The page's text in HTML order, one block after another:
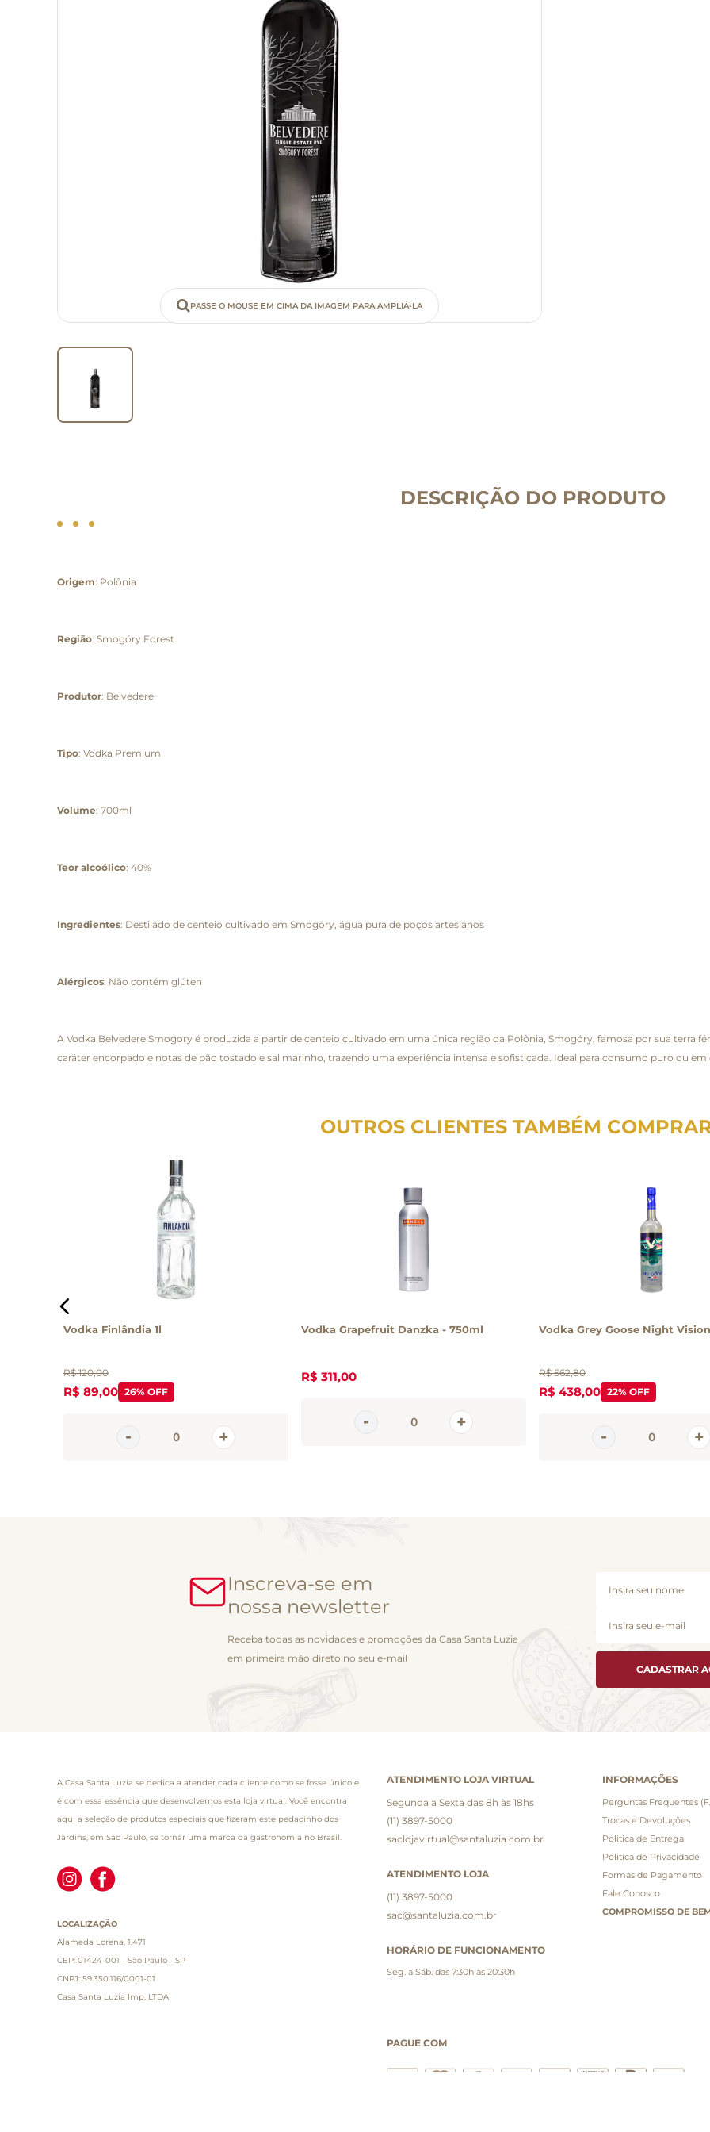
PASSE O MOUSE EM CIMA DA IMAGEM PARA AMPLIÁ-LA
DESCRIÇÃO DO PRODUTO
Origem: Polônia
Região: Smogóry Forest
Produtor: Belvedere
Tipo: Vodka Premium
Volume: 700ml
Teor alcoólico: 40%
Ingredientes: Destilado de centeio cultivado em Smogóry, água pura de poços artesianos
Alérgicos: Não contém glúten
A Vodka Belvedere Smogory é produzida a partir de centeio cultivado em uma única região da Polônia, Smogóry, famosa por sua terra
caráter encorpado e notas de pão tostado e sal marinho, trazendo uma experiência intensa e sofisticada. Ideal para consumo puro ou em
OUTROS CLIENTES TAMBÉM
Vodka Finlândia 1l
R$ 120,00
R$ 89,00 26% OFF
Vodka Grapefruit Danzka - 750ml
R$ 311,00
Vodka Grey Goose Night Vision
R$ 562,80
R$ 438,00 22% OFF
Inscreva-se em
nossa newsletter
Receba todas as novidades e promoções da Casa Santa Luzia
em primeira mão direto no seu e-mail
CADASTRAR
A Casa Santa Luzia se dedica a atender cada cliente como se fosse único e
é com essa essência que desenvolvemos esta loja virtual. Você encontra
aqui a seleção de produtos especiais que fizeram este pedacinho dos
Jardins, em São Paulo, se tornar uma marca da gastronomia no Brasil.
LOCALIZAÇÃO
Alameda Lorena, 1.471
CEP: 01424-001 - São Paulo - SP
CNPJ: 59.350.116/0001-01
Casa Santa Luzia Imp. LTDA
ATENDIMENTO LOJA VIRTUAL
Segunda a Sexta das 8h às 18hs
(11) 3897-5000
saclojavirtual@santaluzia.com.br
ATENDIMENTO LOJA
(11) 3897-5000
sac@santaluzia.com.br
HORÁRIO DE FUNCIONAMENTO
Seg. a Sáb. das 7:30h às 20:30h
INFORMAÇÕES
Perguntas Frequentes
Trocas e Devoluções
Politica de Entrega
Politica de Privacidade
Formas de Pagamento
Fale Conosco
COMPROMISSO DE
PAGUE COM